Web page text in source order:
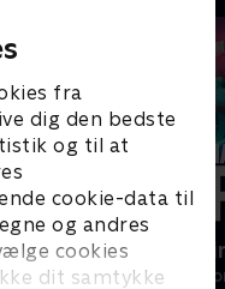
fra
dig den bedste
og til at
cookie-data til
og andres
cookies
dit samtykke
Happy
Drama • 1